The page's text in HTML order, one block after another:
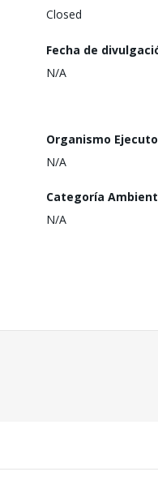
Closed
Fecha de
N/A
Organismo
N/A
Categoría
N/A